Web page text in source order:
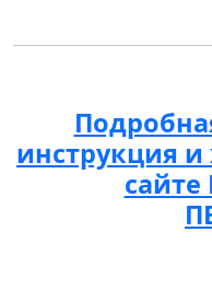
инструкция и
сайте